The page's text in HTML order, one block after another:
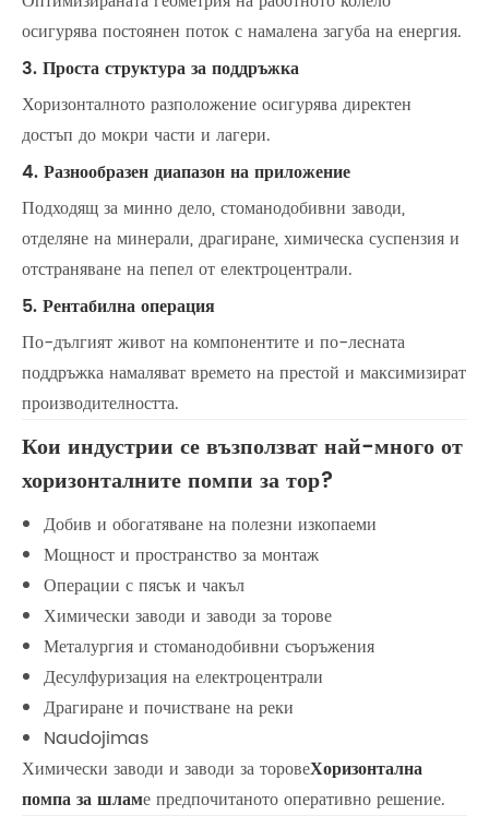
осигурява постоянен поток с намалена загуба на енергия.
3. Проста структура за поддръжка
Хоризонталното разположение осигурява директен
достъп до мокри части и лагери.
4. Разнообразен диапазон на приложение
Подходящ за минно дело, стоманодобивни заводи,
отделяне на минерали, драгиране, химическа суспензия и
отстраняване на пепел от електроцентрали.
5. Рентабилна операция
По-дългият живот на компонентите и по-лесната
поддръжка намаляват времето на престой и максимизират
производителността.
Кои индустрии се възползват най-много от
хоризонталните помпи за тор?
Добив и обогатяване на полезни изкопаеми
Мощност и пространство за монтаж
Операции с пясък и чакъл
Химически заводи и заводи за торове
Металургия и стоманодобивни съоръжения
Десулфуризация на електроцентрали
Драгиране и почистване на реки
Naudojimas
Химически заводи и заводи за торовеХоризонтална
помпа за шламе предпочитаното оперативно решение.